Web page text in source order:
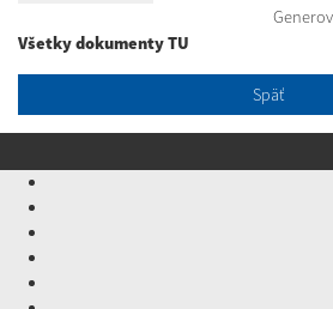
Všetky dokumenty TU
Späť